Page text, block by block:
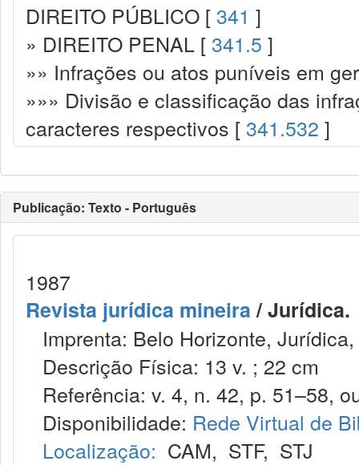
DIREITO PÚBLICO [ 341 ]
» DIREITO PENAL [ 341.5 ]
»» Infrações ou atos puníveis em
»»» Divisão e classificação das
caracteres respectivos [ 341.532 ]
Publicação: Texto - Português
1987
Revista jurídica mineira/ Jurídica.
Imprenta: Belo Horizonte,
Descrição Física: 13 v. ; 22 cm
Referência: v. 4, n. 42, p. 51–58,
Disponibilidade: Rede Virtual de
Localização: CAM, STF, STJ